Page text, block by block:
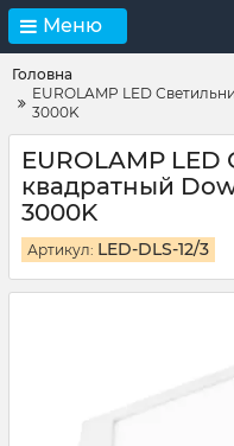
Меню
Головна
EUROLAMP LED
3000K
EUROLAMP
квадратный
3000K
Артикул: LED-DLS-12/3